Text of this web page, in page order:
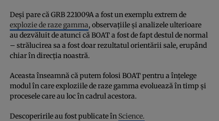
Deși pare că GRB 221009A a fost un exemplu extrem de
explozie de raze gamma, observațiile și analizele ulterioare
au dezvăluit de atunci că BOAT a fost de fapt destul de normal
– strălucirea sa a fost doar rezultatul orientării sale, erupând
chiar în direcția noastră.
Aceasta înseamnă că putem folosi BOAT pentru a înțelege
modul în care exploziile de raze gamma evoluează în timp și
procesele care au loc în cadrul acestora.
Descoperirile au fost publicate în Science.